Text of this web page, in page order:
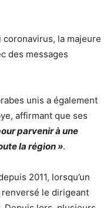
la majeure
des messages
unis a également
affirmant que ses
parvenir à une
la région ».
2011, lorsqu’un
renversé le dirigeant